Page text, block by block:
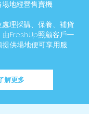
地經營售賣機
理採購、保養、補貨
FreshUp照顧客戶一
供場地便可享用服
解更多